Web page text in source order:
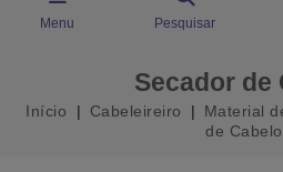
Menu Pesquisar
Secador de
Início Cabeleireiro Material
de Cabelo